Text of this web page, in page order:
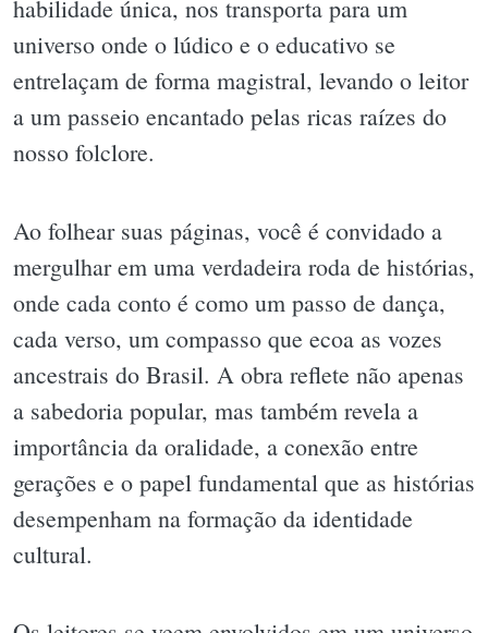
habilidade única, nos transporta para um
universo onde o lúdico e o educativo se
entrelaçam de forma magistral, levando o leitor
a um passeio encantado pelas ricas raízes do
nosso folclore.
Ao folhear suas páginas, você é convidado a
mergulhar em uma verdadeira roda de histórias,
onde cada conto é como um passo de dança,
cada verso, um compasso que ecoa as vozes
ancestrais do Brasil. A obra reflete não apenas
a sabedoria popular, mas também revela a
importância da oralidade, a conexão entre
gerações e o papel fundamental que as histórias
desempenham na formação da identidade
cultural.